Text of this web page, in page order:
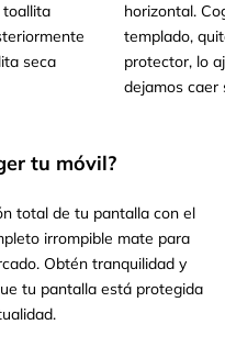
toallita
seca
horizontal.
templado,
protector, lo
dejamos caer
tu móvil?
total de tu pantalla con el
irrompible mate para
Obtén tranquilidad y
tu pantalla está protegida